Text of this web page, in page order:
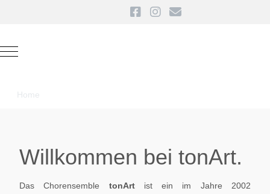
Mobile Menu Toggle
Home
Willkommen bei tonArt.
Das Chorensemble tonArt ist ein im Jahre 2002